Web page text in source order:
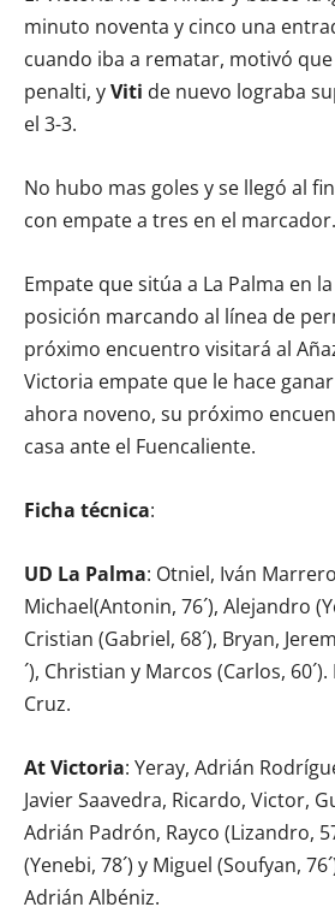
minuto noventa y cinco una
cuando iba a rematar, motivó
penalti, yViti de nuevo lograba
el 3-3.
No hubo mas goles y se llegó al
con empate a tres en el marcador.
Empate que sitúa a La Palma en
posición marcando al línea de
próximo encuentro visitará al
Victoria empate que le hace
ahora noveno, su próximo
casa ante el Fuencaliente.
Ficha técnica:
UD La Palma: Otniel, Iván
Michael(Antonin, 76´), Alejandro
Cristian (Gabriel, 68´), Bryan,
´), Christian y Marcos (Carlos,
Cruz.
At Victoria: Yeray, Adrián
Javier Saavedra, Ricardo, Victor,
Adrián Padrón, Rayco (Lizandro,
(Yenebi, 78´) y Miguel (Soufyan,
Adrián Albéniz.